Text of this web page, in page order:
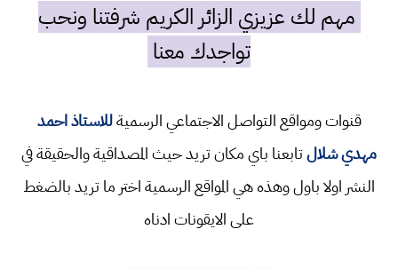
مهم لك عزيزي الزائر الكريم شرفتنا ونحب
تواجدك معنا
قنوات ومواقع التواصل الاجتماعي الرسميةللاستاذ احمد
مهدي شلالتابعنا باي مكان تريد حيث المصداقية والحقيقة في
النشر اولا باول وهذه هي المواقع الرسمية اختر ما تريد بالضغط
على الايقونات ادناه